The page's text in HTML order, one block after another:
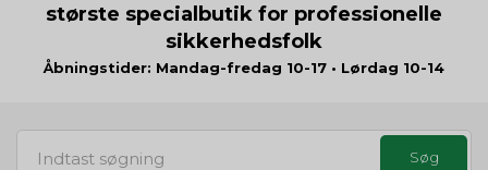
g
a
største specialbutik for professionelle
sikkerhedsfolk
Åbningstider: Mandag-fredag 10-17 • Lørdag 10-14